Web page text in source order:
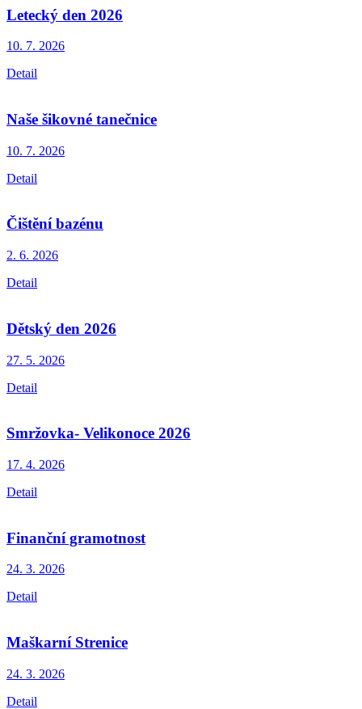
Letecký den 2026
10. 7. 2026
Detail
Naše šikovné tanečnice
10. 7. 2026
Detail
Čištění bazénu
2. 6. 2026
Detail
Dětský den 2026
27. 5. 2026
Detail
Smržovka- Velikonoce 2026
17. 4. 2026
Detail
Finanční gramotnost
24. 3. 2026
Detail
Maškarní Strenice
24. 3. 2026
Detail